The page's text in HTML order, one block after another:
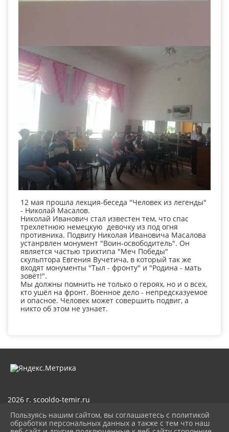
12 мая прошла лекция-беседа "Человек из легенды"
- Николай Масалов.
Николай Иванович стал известен тем, что спас
трехлетнюю немецкую девочку из под огня
противника. Подвигу Николая Ивановича Масалова
устанрвлен монумент "Воин-освободитель". Он
является частью трихтипа "Меч Победы"
скульптора Евгения Вучетича, в который так же
входят монументы "Тыл - фронту" и "Родина - мать
зовёт!".
Мы должны помнить не только о героях, но и о всех,
кто ушёл на фронт. Военное дело - непредсказуемое
и опасное. Человек может совершить подвиг, а
никто об этом не узнает.
2026 г. scooldo-temir.ru
Карта сайта
Политика обработки персональных данных
Пользуясь нашим сайтом, вы соглашаетесь с политикой
обработки персональных данных а также с тем что наш